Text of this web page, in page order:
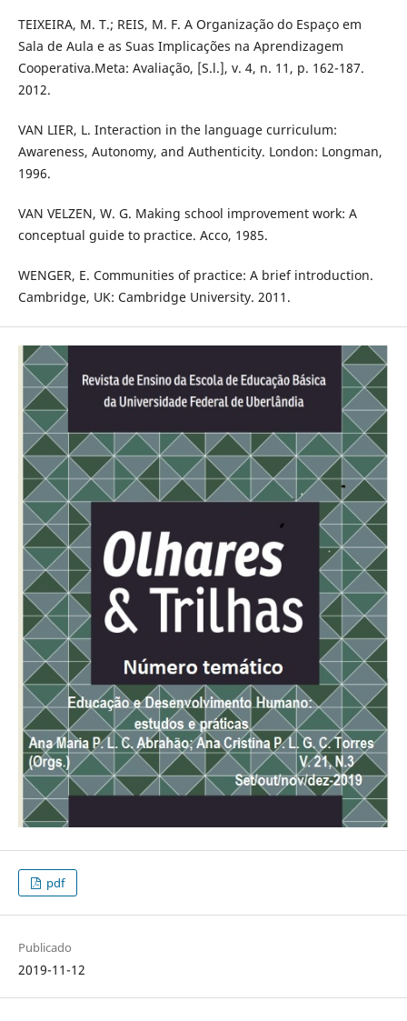
TEIXEIRA, M. T.; REIS, M. F. A Organização do Espaço em
Sala de Aula e as Suas Implicações na Aprendizagem
Cooperativa.Meta: Avaliação, [S.l.], v. 4, n. 11, p. 162-187.
2012.
VAN LIER, L. Interaction in the language curriculum:
Awareness, Autonomy, and Authenticity. London: Longman,
1996.
VAN VELZEN, W. G. Making school improvement work: A
conceptual guide to practice. Acco, 1985.
WENGER, E. Communities of practice: A brief introduction.
Cambridge, UK: Cambridge University. 2011.
pdf
Publicado
2019-11-12